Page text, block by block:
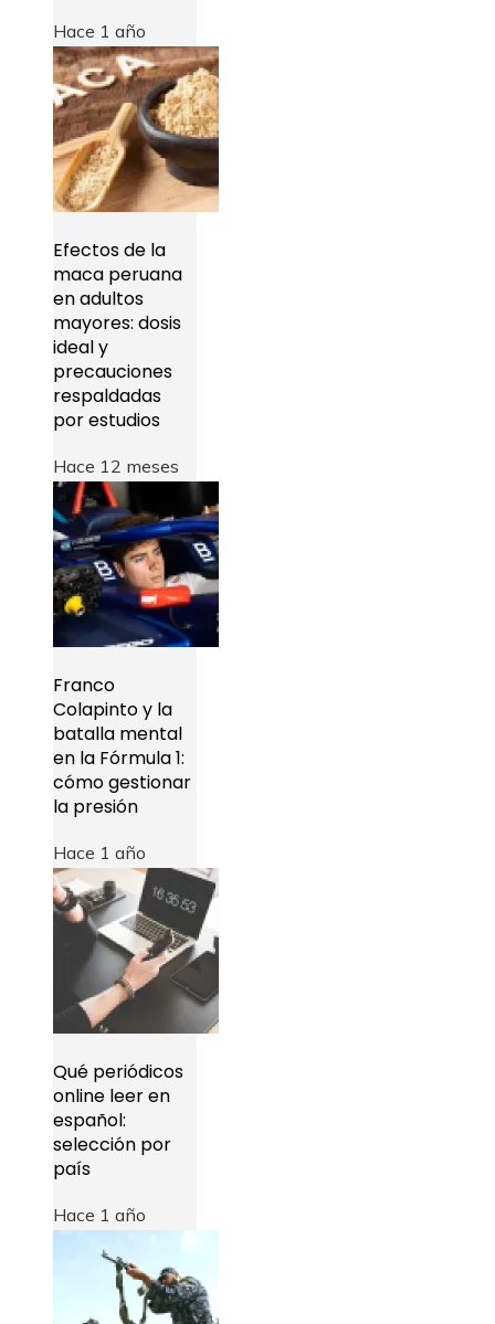
Hace 1 año
Efectos de la
maca peruana
en adultos
mayores: dosis
ideal y
precauciones
respaldadas
por estudios
Hace 12 meses
Franco
Colapinto y la
batalla mental
en la Fórmula 1:
cómo gestionar
la presión
Hace 1 año
Qué periódicos
online leer en
español:
selección por
país
Hace 1 año